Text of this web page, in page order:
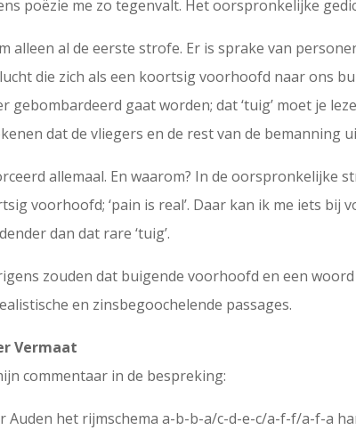
poëzie me zo tegenvalt. Het oorspronkelijke
alleen al de eerste strofe. Er is sprake van
die zich als een koortsig voorhoofd naar ons
gebombardeerd gaat worden; dat ‘tuig’ moet je
dat de vliegers en de rest van de bemanning
allemaal. En waarom? In de oorspronkelijke
voorhoofd; ‘pain is real’. Daar kan ik me iets bij
dan dat rare ‘tuig’.
zouden dat buigende voorhoofd en een
en zinsbegoochelende passages.
Vermaat
commentaar in de bespreking:
Auden het rijmschema a-b-b-a/c-d-e-c/a-f-f/a-f-a